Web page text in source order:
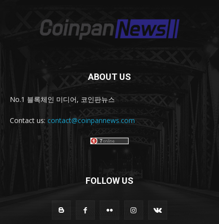
ABOUT US
No.1 블록체인 미디어, 코인판뉴스
Contact us: contact@coinpannews.com
FOLLOW US